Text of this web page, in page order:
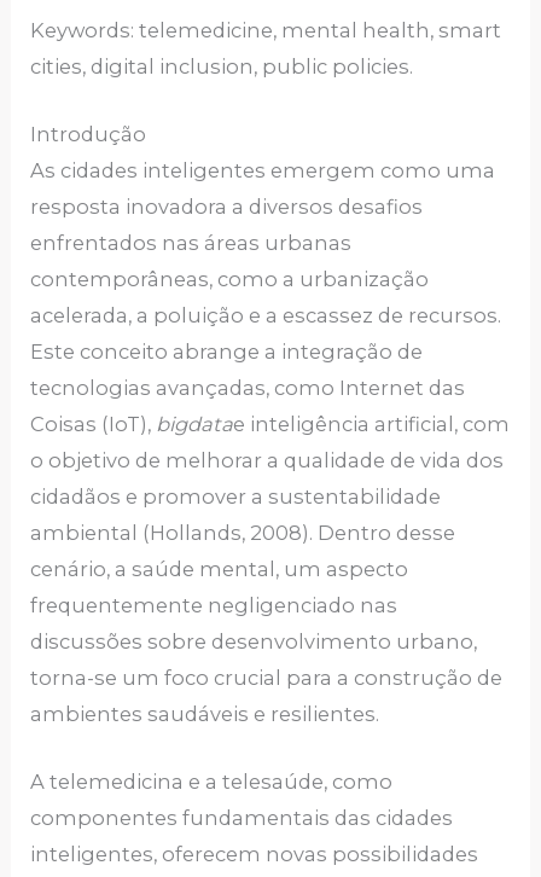
Keywords: telemedicine, mental health, smart
cities, digital inclusion, public policies.
Introdução
As cidades inteligentes emergem como uma
resposta inovadora a diversos desafios
enfrentados nas áreas urbanas
contemporâneas, como a urbanização
acelerada, a poluição e a escassez de recursos.
Este conceito abrange a integração de
tecnologias avançadas, como Internet das
Coisas (IoT), bigdatae inteligência artificial, com
o objetivo de melhorar a qualidade de vida dos
cidadãos e promover a sustentabilidade
ambiental (Hollands, 2008). Dentro desse
cenário, a saúde mental, um aspecto
frequentemente negligenciado nas
discussões sobre desenvolvimento urbano,
torna-se um foco crucial para a construção de
ambientes saudáveis e resilientes.
A telemedicina e a telesaúde, como
componentes fundamentais das cidades
inteligentes, oferecem novas possibilidades